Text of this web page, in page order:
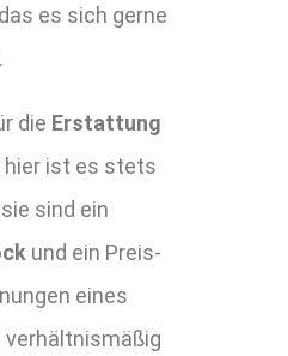
es sich gerne
die Erstattung
hier ist es stets
sind ein
und ein Preis-
eines